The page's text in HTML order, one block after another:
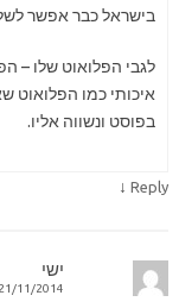
בישראל כבר אפשר
לגבי הפלואוט שלו –
איכותי כמו הפלואוט
בפוסט ונשווה אליו.
Reply
↓
ישי
21/11/2014